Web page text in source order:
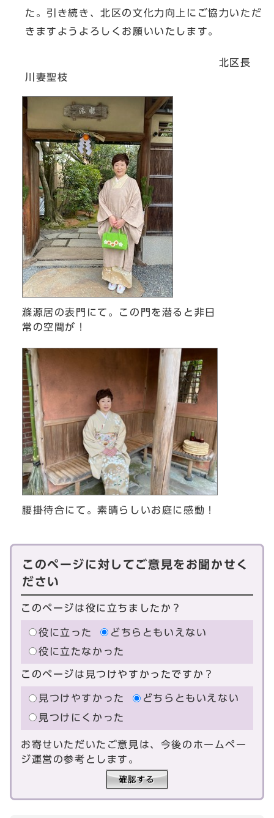
た。引き続き、北区の文化力向上にご協力いただ
きますようよろしくお願いいたします。
北区長
川妻聖枝
滌源居の表門にて。この門を潜ると非日
常の空間が！
腰掛待合にて。素晴らしいお庭に感動！
このページに対してご意見をお聞かせく
ださい
このページは役に立ちましたか？
役に立った
どちらともいえない
役に立たなかった
このページは見つけやすかったですか？
見つけやすかった
どちらともいえない
見つけにくかった
お寄せいただいたご意見は、今後のホームペー
ジ運営の参考とします。